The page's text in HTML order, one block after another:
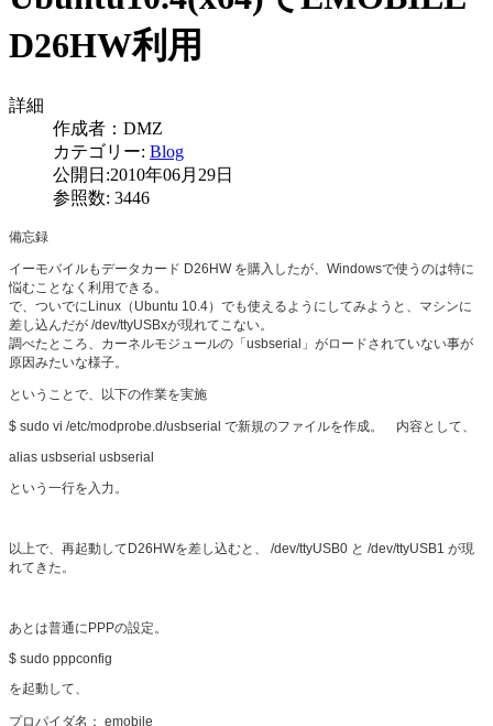
D26HW利用
詳細
作成者： DMZ
カテゴリー: Blog
公開日:2010年06月29日
参照数: 3446
備忘録
イーモバイルもデータカード D26HW を購入したが、Windowsで使うのは特に
悩むことなく利用できる。
で、ついでにLinux（Ubuntu 10.4）でも使えるようにしてみようと、マシンに
差し込んだが /dev/ttyUSBxが現れてこない。
調べたところ、カーネルモジュールの「usbserial」がロードされていない事が
原因みたいな様子。
ということで、以下の作業を実施
$ sudo vi /etc/modprobe.d/usbserial で新規のファイルを作成。 内容として、
alias usbserial usbserial
という一行を入力。
以上で、再起動してD26HWを差し込むと、 /dev/ttyUSB0 と /dev/ttyUSB1 が現
れてきた。
あとは普通にPPPの設定。
$ sudo pppconfig
を起動して、
プロパイダ名： emobile